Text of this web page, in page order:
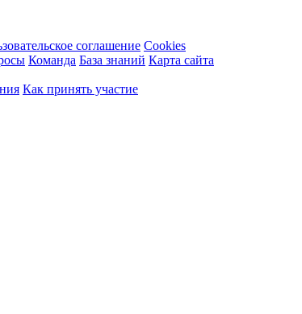
соглашение Cookies
Команда База знаний Карта сайта
Как принять участие